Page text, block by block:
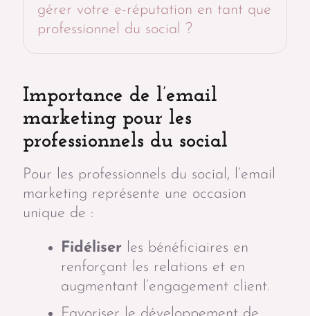
gérer votre e-réputation en tant que
professionnel du social ?
Importance de l’email
marketing pour les
professionnels du social
Pour les professionnels du social, l’email
marketing représente une occasion
unique de :
Fidéliser les bénéficiaires en
renforçant les relations et en
augmentant l’engagement client.